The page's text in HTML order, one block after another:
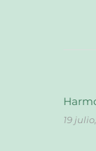
19